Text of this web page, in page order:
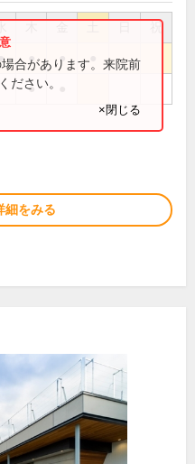
祝
● ●
●
合があります。来院前
ださい。
×閉じる
細をみる